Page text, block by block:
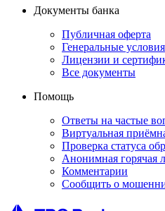
Документы банка
Публичная оферта
Генеральные условия
Лицензии и
Все документы
Помощь
Ответы на частые
Виртуальная
Проверка статуса
Анонимная горячая
Комментарии
Сообщить о